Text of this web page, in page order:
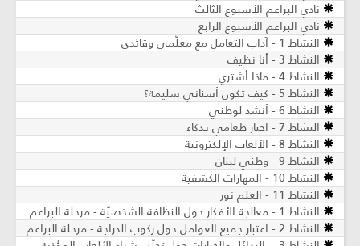
نادي البراعم الأسبوع الثالث
نادي البراعم الأسبوع الرابع
النشاط 1 - آداب التعامل مع معلّمي وقائدي
النشاط 3 - أنا نظيف
النشاط 4 - ماذا أشتري
النشاط 5 - كيف تكون أسناني سليمة؟
النشاط 6 - أنشد لوطني
النشاط 7 - اختار طعامي بذكاء
النشاط 8 - الألعاب الإلكترونية
النشاط 9 - وطني لبنان
النشاط 10 - المهارات الكشفية
النشاط 11 - العلم نور
النشاط 1 - معالجة الأفكار حول النظافة الشخصيّة - مرحلة البراعم
النشاط 2 - اعتبار جميع العوامل حول ركوب الدراجة - مرحلة البراعم